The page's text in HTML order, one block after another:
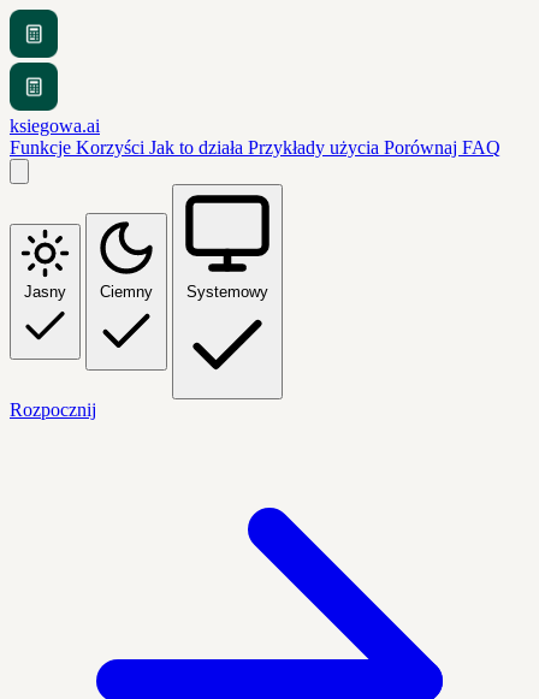
ksiegowa.ai
Funkcje Korzyści Jak to działa Przykłady użycia Porównaj FAQ
Jasny Ciemny Systemowy
Rozpocznij